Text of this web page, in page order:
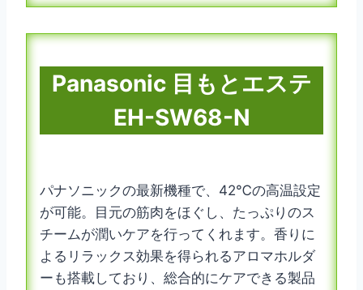
Panasonic 目もとエステ
EH-SW68-N
パナソニックの最新機種で、42℃の高温設定
が可能。目元の筋肉をほぐし、たっぷりのス
チームが潤いケアを行ってくれます。香りに
よるリラックス効果を得られるアロマホルダ
ーも搭載しており、総合的にケアできる製品